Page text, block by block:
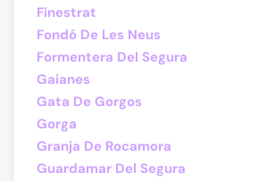
Finestrat
Fondó De Les Neus
Formentera Del Segura
Gaianes
Gata De Gorgos
Gorga
Granja De Rocamora
Guardamar Del Segura